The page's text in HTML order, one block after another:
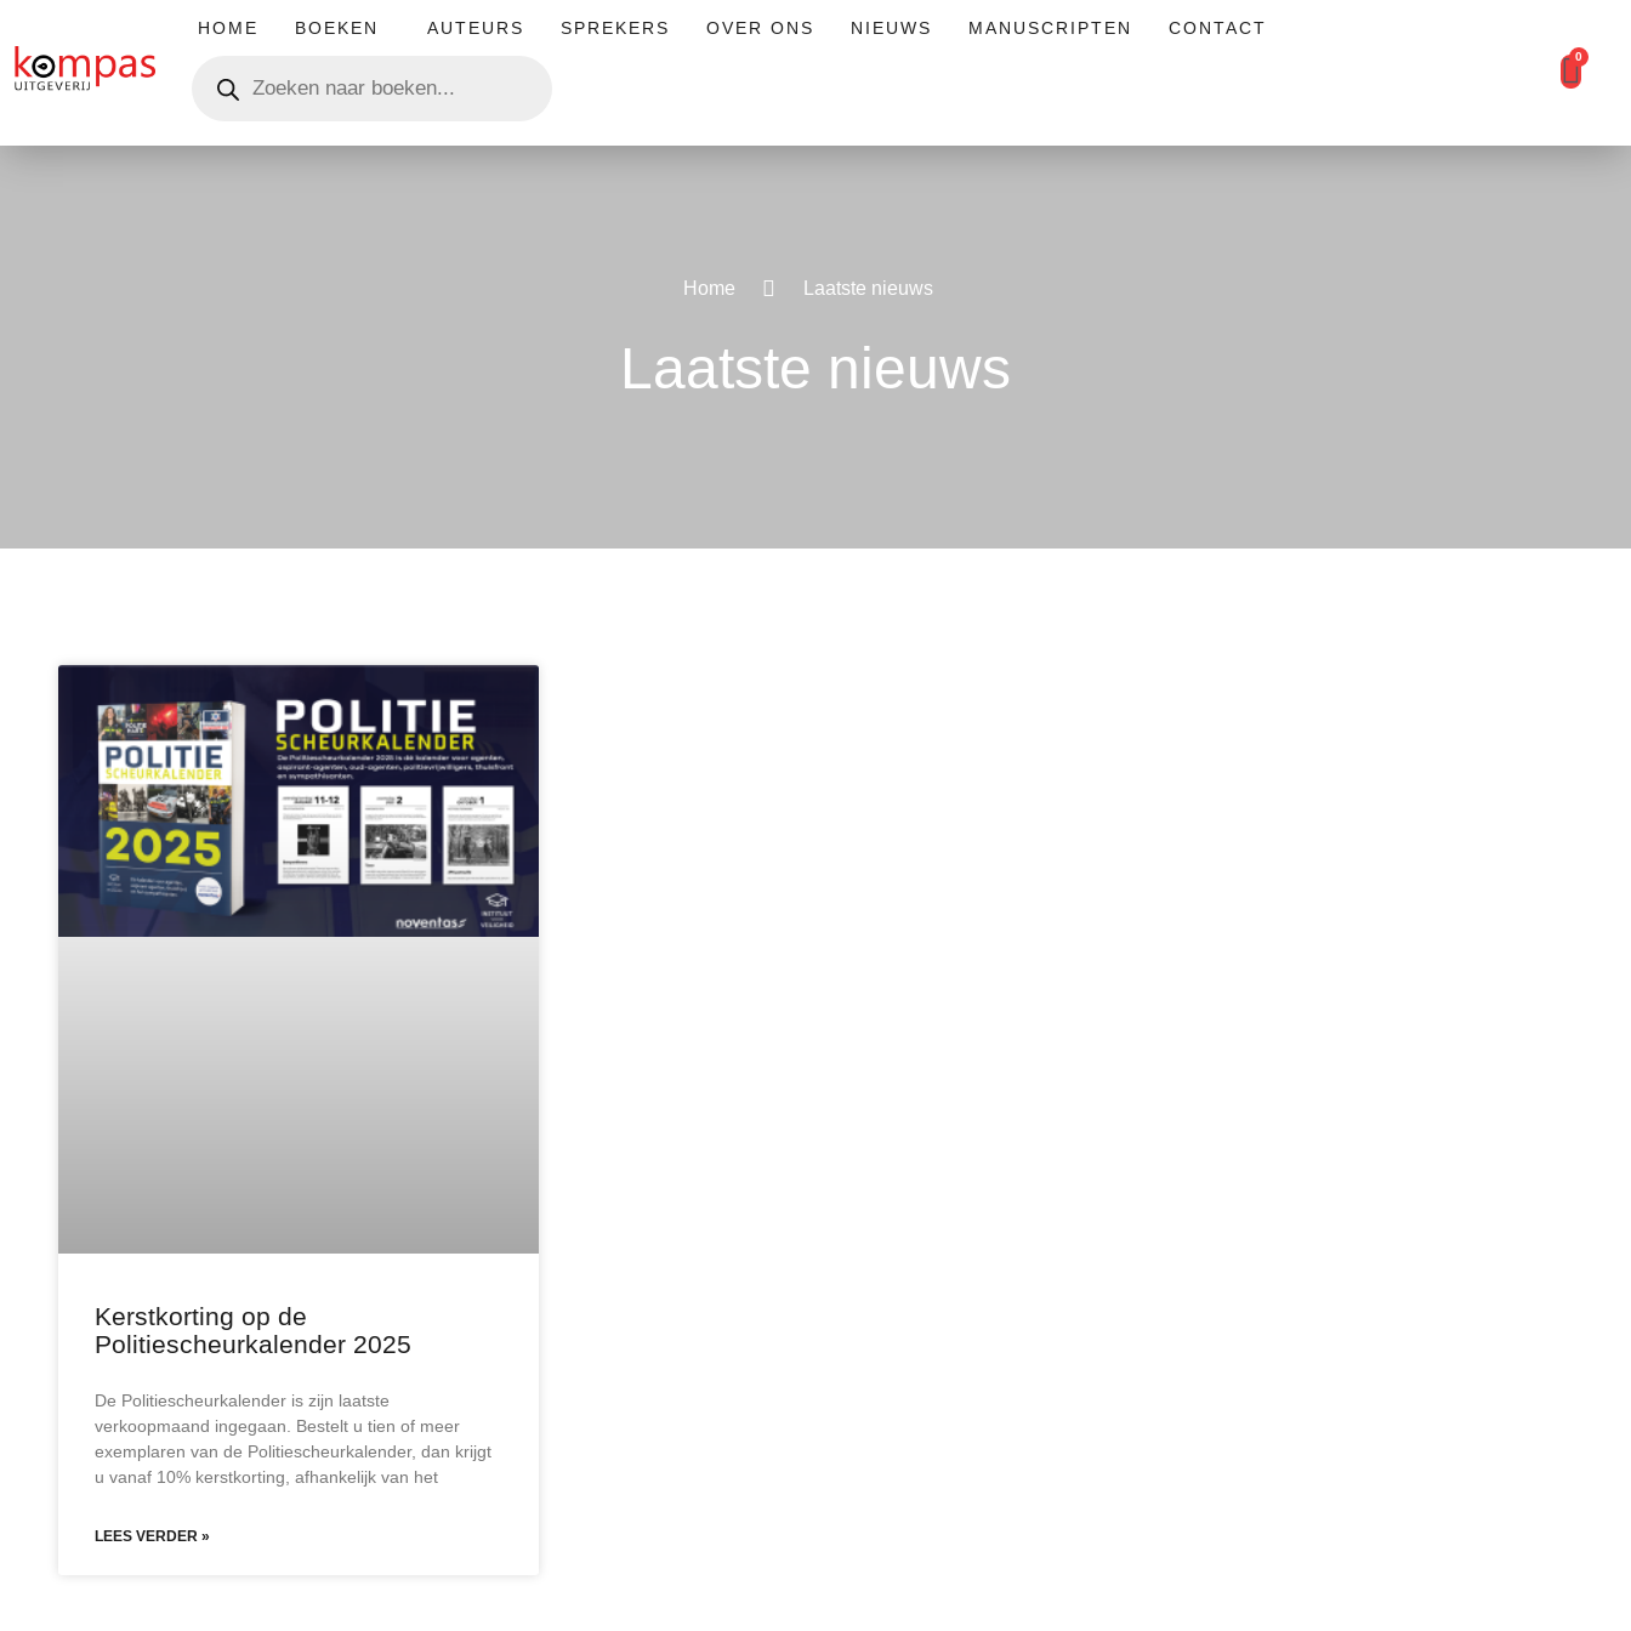
HOME BOEKEN AUTEURS SPREKERS OVER ONS NIEUWS MANUSCRIPTEN CONTACT
0
Home Laatste nieuws
Laatste nieuws
Kerstkorting op de
Politiescheurkalender 2025
De Politiescheurkalender is zijn laatste
verkoopmaand ingegaan. Bestelt u tien of meer
exemplaren van de Politiescheurkalender, dan krijgt
u vanaf 10% kerstkorting, afhankelijk van het
LEES VERDER »